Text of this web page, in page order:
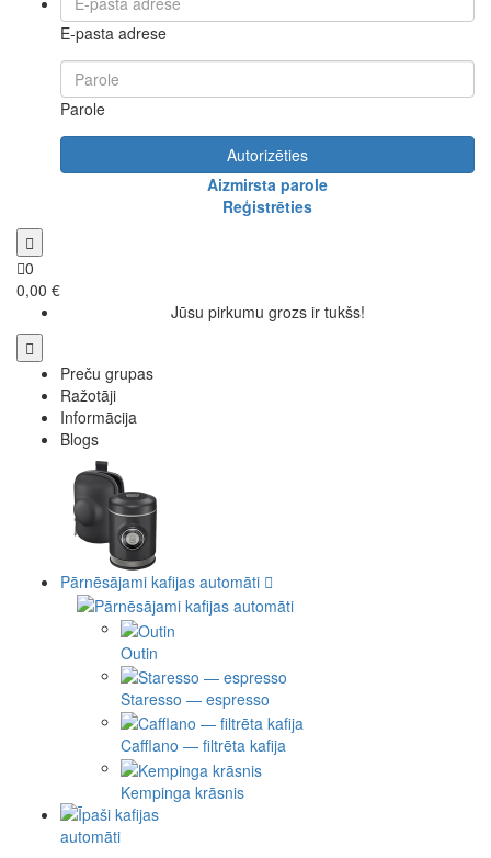
E-pasta adrese
Parole
Autorizēties
Aizmirsta parole
Reģistrēties
0
0,00 €
Jūsu pirkumu grozs ir tukšs!
Preču grupas
Ražotāji
Informācija
Blogs
Pārnēsājami kafijas automāti
Outin
Staresso — espresso
Cafflano — filtrēta kafija
Kempinga krāsnis